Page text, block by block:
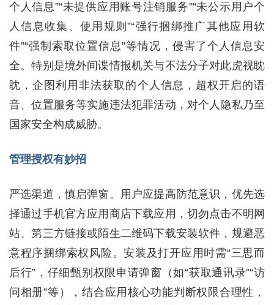
个人信息”“未提供应用账号注销服务”“未公示用户个
人信息收集、使用规则”“强行捆绑推广其他应用软
件”“强制索取位置信息”等情况，侵害了个人信息安
全。特别是境外间谍情报机关与不法分子对此虎视眈
眈，企图利用非法获取的个人信息，超权开启的语
音、位置服务等实施违法犯罪活动，对个人隐私乃至
国家安全构成威胁。
管理授权有妙招
严选渠道，慎启弹窗。用户应提高防范意识，优先选
择通过手机官方应用商店下载应用，切勿点击不明网
站、第三方链接或陌生二维码下载安装软件，规避恶
意程序捆绑索权风险。安装及打开应用时需“三思而
后行”，仔细甄别权限申请弹窗（如“获取通讯录”“访
问相册”等），结合应用核心功能判断权限合理性，